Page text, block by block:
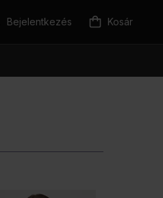
Bejelentkezés Kosár